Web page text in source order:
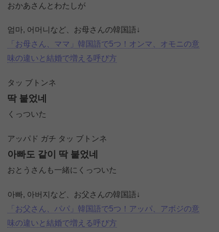
おかあさんとわたしが
엄마, 어머니など、お母さんの韓国語↓
「お母さん、ママ」韓国語で5つ！オンマ、オモニの意
味の違いと結婚で増える呼び方
タッ ブトンネ
딱 붙었네
くっついた
アッパド ガチ タッ ブトンネ
아빠도 같이 딱 붙었네
おとうさんも一緒にくっついた
아빠, 아버지など、お父さんの韓国語↓
「お父さん、パパ」韓国語で5つ！アッパ、アボジの意
味の違いと結婚で増える呼び方